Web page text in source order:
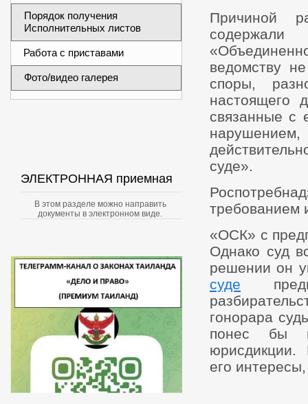
Порядок получения
Исполнительных листов
Работа с приставами
Фото/видео галерея
ЭЛЕКТРОННАЯ приемная
В этом разделе можно направить
документы в электронном виде.
Причиной
ведомству
споры,
настоящего
связанные с
суде».
требованием
«ОСК» с
Однако суд
решении он
суде
гонорара
понес бы
юрисдикции.
его